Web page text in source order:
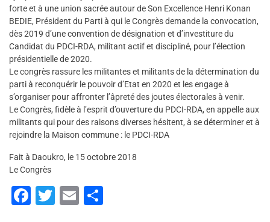
forte et à une union sacrée autour de Son Excellence Henri Konan
BEDIE, Président du Parti à qui le Congrès demande la convocation,
dès 2019 d’une convention de désignation et d’investiture du
Candidat du PDCI-RDA, militant actif et discipliné, pour l’élection
présidentielle de 2020.
Le congrès rassure les militantes et militants de la détermination du
parti à reconquérir le pouvoir d’Etat en 2020 et les engage à
s’organiser pour affronter l’âpreté des joutes électorales à venir.
Le Congrès, fidèle à l’esprit d’ouverture du PDCI-RDA, en appelle aux
militants qui pour des raisons diverses hésitent, à se déterminer et à
rejoindre la Maison commune : le PDCI-RDA
Fait à Daoukro, le 15 octobre 2018
Le Congrès
F
T
E